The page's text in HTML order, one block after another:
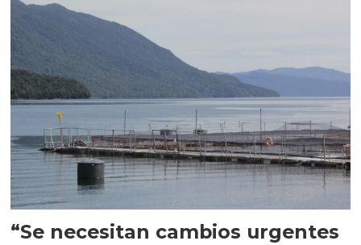
“Se necesitan cambios urgentes